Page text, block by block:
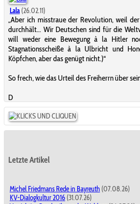
Lala (26.02.11)
„Aber ich misstraue der Revolution, weil
durchhält... Wir Deutschen sind für die
will weder eine Bewegung à la Hitler
Stagnationsscheiße à la Ulbricht und
Köpfchen, aber das genügt nicht.)“
So frech, wie das Urteil des Freiherrn über
D
Letzte Artikel
Michel Friedmans Rede in Bayreuth (07.08.26)
KV-Dialogkultur 2016 (31.07.26)